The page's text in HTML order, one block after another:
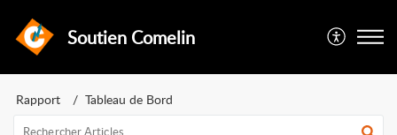
Soutien Comelin
Rapport Tableau de Bord